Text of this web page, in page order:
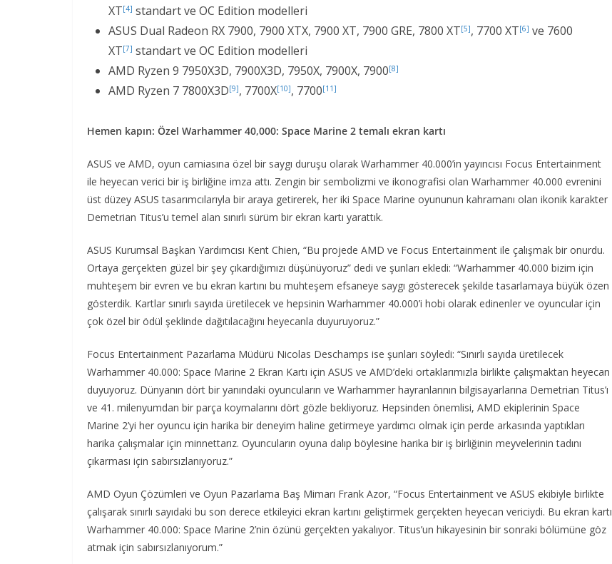
XT[4] standart ve OC Edition modelleri
ASUS Dual Radeon RX 7900, 7900 XTX, 7900 XT, 7900 GRE, 7800 XT[5], 7700 XT[6] ve 7600
XT[7] standart ve OC Edition modelleri
AMD Ryzen 9 7950X3D, 7900X3D, 7950X, 7900X, 7900[8]
AMD Ryzen 7 7800X3D[9], 7700X[10], 7700[11]
Hemen kapın: Özel Warhammer 40,000: Space Marine 2 temalı ekran kartı
ASUS ve AMD, oyun camiasına özel bir saygı duruşu olarak Warhammer 40.000’in yayıncısı Focus Entertainment
ile heyecan verici bir iş birliğine imza attı. Zengin bir sembolizmi ve ikonografisi olan Warhammer 40.000 evrenini
üst düzey ASUS tasarımcılarıyla bir araya getirerek, her iki Space Marine oyununun kahramanı olan ikonik karakter
Demetrian Titus’u temel alan sınırlı sürüm bir ekran kartı yarattık.
ASUS Kurumsal Başkan Yardımcısı Kent Chien, “Bu projede AMD ve Focus Entertainment ile çalışmak bir onurdu.
Ortaya gerçekten güzel bir şey çıkardığımızı düşünüyoruz” dedi ve şunları ekledi: “Warhammer 40.000 bizim için
muhteşem bir evren ve bu ekran kartını bu muhteşem efsaneye saygı gösterecek şekilde tasarlamaya büyük özen
gösterdik. Kartlar sınırlı sayıda üretilecek ve hepsinin Warhammer 40.000’i hobi olarak edinenler ve oyuncular için
çok özel bir ödül şeklinde dağıtılacağını heyecanla duyuruyoruz.”
Focus Entertainment Pazarlama Müdürü Nicolas Deschamps ise şunları söyledi: “Sınırlı sayıda üretilecek
Warhammer 40.000: Space Marine 2 Ekran Kartı için ASUS ve AMD’deki ortaklarımızla birlikte çalışmaktan heyecan
duyuyoruz. Dünyanın dört bir yanındaki oyuncuların ve Warhammer hayranlarının bilgisayarlarına Demetrian Titus’ı
ve 41. milenyumdan bir parça koymalarını dört gözle bekliyoruz. Hepsinden önemlisi, AMD ekiplerinin Space
Marine 2’yi her oyuncu için harika bir deneyim haline getirmeye yardımcı olmak için perde arkasında yaptıkları
harika çalışmalar için minnettarız. Oyuncuların oyuna dalıp böylesine harika bir iş birliğinin meyvelerinin tadını
çıkarması için sabırsızlanıyoruz.”
AMD Oyun Çözümleri ve Oyun Pazarlama Baş Mimarı Frank Azor, “Focus Entertainment ve ASUS ekibiyle birlikte
çalışarak sınırlı sayıdaki bu son derece etkileyici ekran kartını geliştirmek gerçekten heyecan vericiydi. Bu ekran kartı
Warhammer 40.000: Space Marine 2’nin özünü gerçekten yakalıyor. Titus’un hikayesinin bir sonraki bölümüne göz
atmak için sabırsızlanıyorum.”